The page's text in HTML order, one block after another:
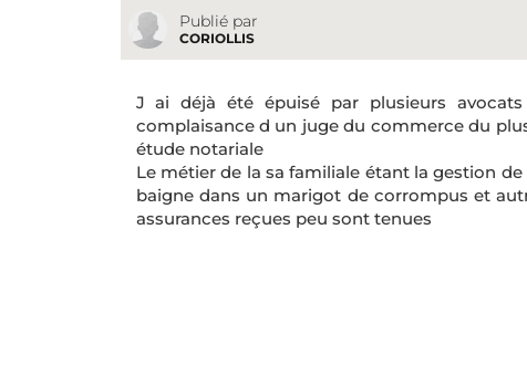
Publié par
CORIOLLIS
J ai déjà été épuisé par plusieurs
complaisance d un juge du commerce du
étude notariale
Le métier de la sa familiale étant la gestion
baigne dans un marigot de corrompus et
assurances reçues peu sont tenues